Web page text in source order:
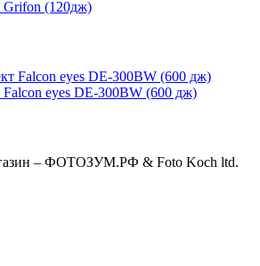
(120дж)
eyes DE-300BW (600 дж)
– ФОТОЗУМ.РФ & Foto Koch ltd.